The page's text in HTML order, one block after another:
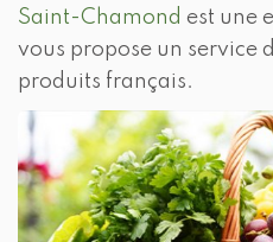
Saint-Chamond est une
vous propose un service
produits français.